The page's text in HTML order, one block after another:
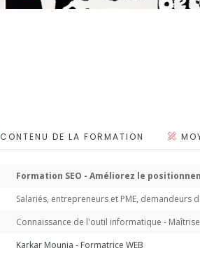
CONTENU DE LA FORMATION
Formation SEO - Améliorez le
Salariés, entrepreneurs et PME,
Connaissance de l'outil informatique -
Karkar Mounia - Formatrice WEB